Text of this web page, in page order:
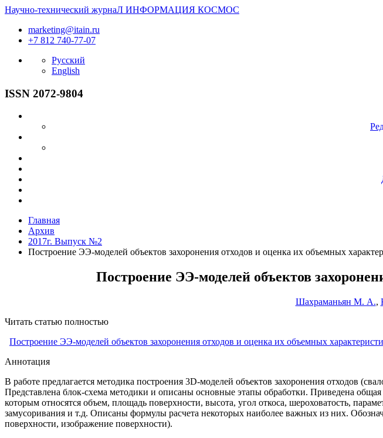
Научно-технический журнаЛ ИНФОРМАЦИЯ КОСМОС
marketing@itain.ru
+7 812 740-77-07
Русский
English
ISSN 2072-9804
Главная
Архив
2017г. Выпуск №2
Построение ЭЭ-моделей объектов захоронения отходов и оценка их объемных
Построение ЭЭ-моделей объектов
Шахраманьян М. А.,
Читать статью полностью
Построение ЭЭ-моделей объектов захоронения отходов и оценка их объемных
Аннотация
В работе предлагается методика построения 3D-моделей объектов захоронения отходов
Представлена блок-схема методики и описаны основные этапы обработки. Приведена
которым относятся объем, площадь поверхности, высота, угол откоса, шероховатость,
замусоривания и т.д. Описаны формулы расчета некоторых наиболее важных из них.
поверхности, изображение поверхности).